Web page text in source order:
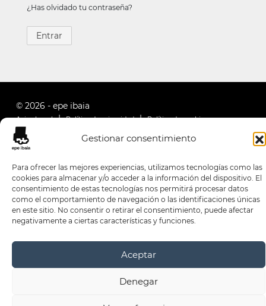
Gestionar consentimiento
Para ofrecer las mejores experiencias, utilizamos tecnologías como las
cookies para almacenar y/o acceder a la información del dispositivo. El
consentimiento de estas tecnologías nos permitirá procesar datos
como el comportamiento de navegación o las identificaciones únicas
en este sitio. No consentir o retirar el consentimiento, puede afectar
negativamente a ciertas características y funciones.
Aceptar
Denegar
¿Has olvidado tu contraseña?
Entrar
© 2026 - epe ibaia
Aviso Legal Política de privacidad Política de cookies